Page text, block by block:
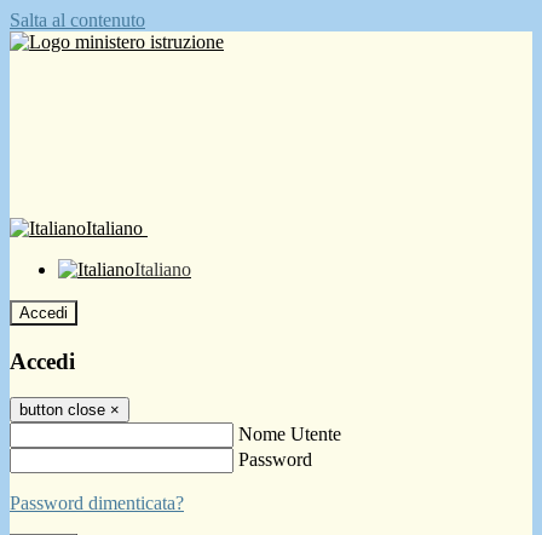
Salta al contenuto
Italiano
Italiano
Accedi
Accedi
button close ×
Nome Utente
Password
Password dimenticata?